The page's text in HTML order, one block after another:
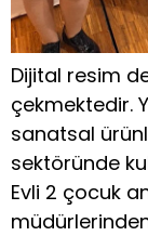
Dijital resim
çekmektedir.
sanatsal
sektöründe
Evli 2 çocuk